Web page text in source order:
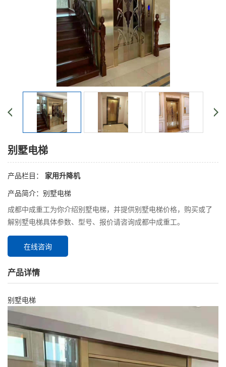
别墅电梯
产品栏目： 家用升降机
产品简介：别墅电梯
成都中成重工为你介绍别墅电梯，并提供别墅电梯价格，购买或了
解别墅电梯具体参数、型号、报价请咨询成都中成重工。
在线咨询
产品详情
别墅电梯